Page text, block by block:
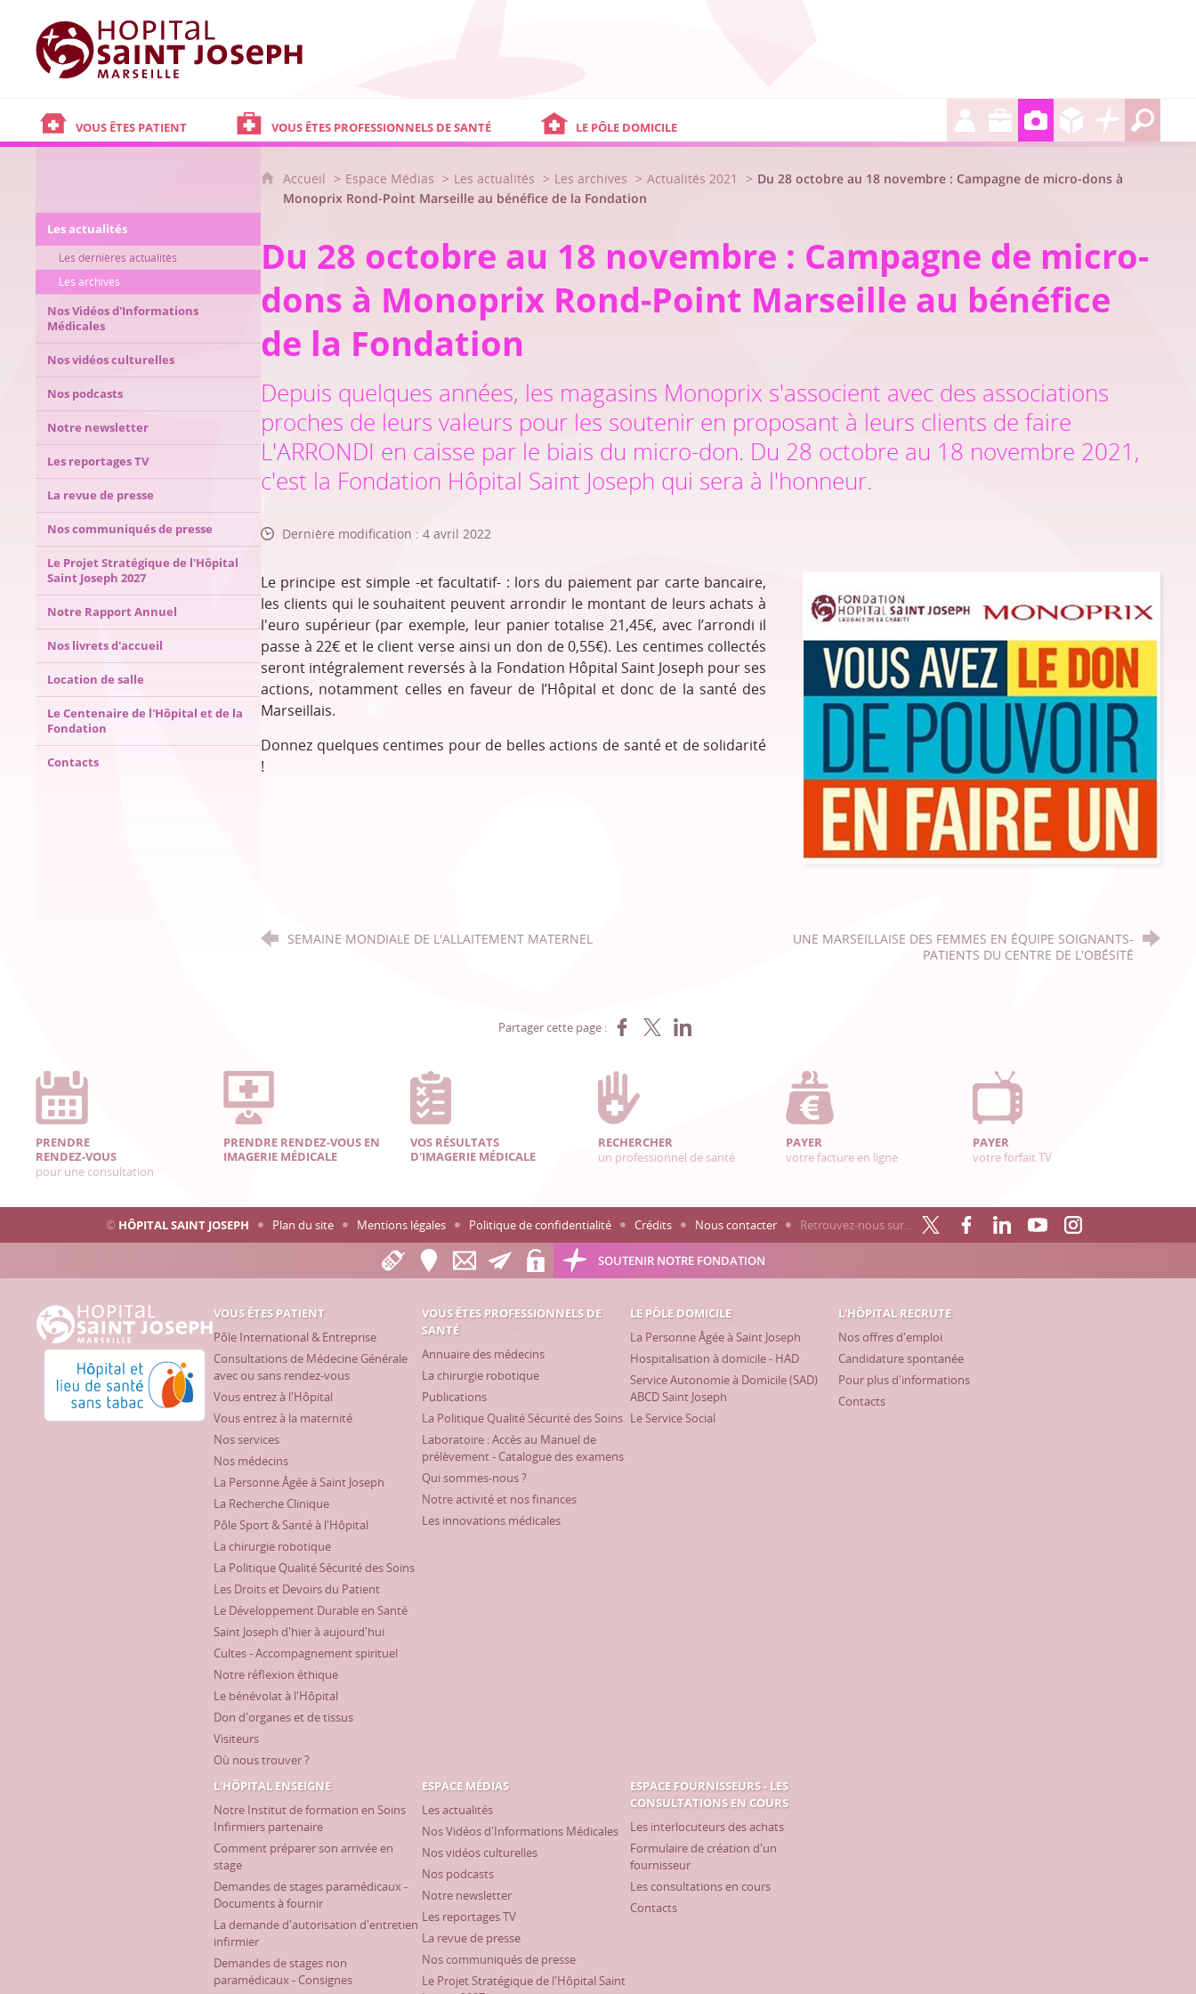
Hôpital Saint Joseph - Marseille
VOUS ÊTES PATIENT VOUS ÊTES PROFESSIONNELS DE SANTÉ LE PÔLE DOMICILE
Les actualités
Les dernières actualités
Les archives
Nos Vidéos d'Informations
Médicales
Nos vidéos culturelles
Nos podcasts
Notre newsletter
Les reportages TV
La revue de presse
Nos communiqués de presse
Le Projet Stratégique de l'Hôpital
Saint Joseph 2027
Notre Rapport Annuel
Nos livrets d'accueil
Location de salle
Le Centenaire de l'Hôpital et de la
Fondation
Contacts
Accueil Espace Médias Les actualités Les archives Actualités 2021
Du 28 octobre au 18 novembre : Campagne de micro-dons à
Monoprix Rond-Point Marseille au bénéfice de la Fondation
Du 28 octobre au 18 novembre : Campagne de micro-
dons à Monoprix Rond-Point Marseille au bénéfice
de la Fondation
Depuis quelques années, les magasins Monoprix s'associent avec des associations
proches de leurs valeurs pour les soutenir en proposant à leurs clients de faire
L'ARRONDI en caisse par le biais du micro-don. Du 28 octobre au 18 novembre 2021,
c'est la Fondation Hôpital Saint Joseph qui sera à l'honneur.
Dernière modification : 4 avril 2022
Le principe est simple -et facultatif- : lors du paiement par carte bancaire,
les clients qui le souhaitent peuvent arrondir le montant de leurs achats à
l'euro supérieur (par exemple, leur panier totalise 21,45€, avec l’arrondi il
passe à 22€ et le client verse ainsi un don de 0,55€). Les centimes collectés
seront intégralement reversés à la Fondation Hôpital Saint Joseph pour ses
actions, notamment celles en faveur de l’Hôpital et donc de la santé des
Marseillais.
Donnez quelques centimes pour de belles actions de santé et de solidarité
!
SEMAINE MONDIALE DE L'ALLAITEMENT MATERNEL
UNE MARSEILLAISE DES FEMMES EN ÉQUIPE SOIGNANTS-
PATIENTS DU CENTRE DE L'OBÉSITÉ
Partager cette page : Partager sur Facebook
Partager sur XPartager sur LinkedIn
PRENDRE
RENDEZ-VOUS
pour une consultation
PRENDRE RENDEZ-VOUS EN
IMAGERIE MÉDICALE
VOS RÉSULTATS
D'IMAGERIE MÉDICALE
RECHERCHER
un professionnel de santé
PAYER
votre facture en ligne
PAYER
votre forfait TV
© HÔPITAL SAINT JOSEPH Plan du site Mentions légales Politique de confidentialité Crédits Nous contacter Retrouvez-nous sur…
SOUTENIR NOTRE FONDATION
Hôpital Saint Joseph - Marseille
Hôpital et lieu de santé sans tabac
VOUS ÊTES PATIENT
Pôle International & Entreprise
Consultations de Médecine Générale
avec ou sans rendez-vous
Vous entrez à l'Hôpital
Vous entrez à la maternité
Nos services
Nos médecins
La Personne Âgée à Saint Joseph
La Recherche Clinique
Pôle Sport & Santé à l'Hôpital
La chirurgie robotique
La Politique Qualité Sécurité des Soins
Les Droits et Devoirs du Patient
Le Développement Durable en Santé
Saint Joseph d'hier à aujourd'hui
Cultes - Accompagnement spirituel
Notre réflexion éthique
Le bénévolat à l'Hôpital
Don d'organes et de tissus
Visiteurs
Où nous trouver ?
VOUS ÊTES PROFESSIONNELS DE
SANTÉ
Annuaire des médecins
La chirurgie robotique
Publications
La Politique Qualité Sécurité des Soins
Laboratoire : Accès au Manuel de
prélèvement - Catalogue des examens
Qui sommes-nous ?
Notre activité et nos finances
Les innovations médicales
LE PÔLE DOMICILE
La Personne Âgée à Saint Joseph
Hospitalisation à domicile - HAD
Service Autonomie à Domicile (SAD)
ABCD Saint Joseph
Le Service Social
L'HÔPITAL RECRUTE
Nos offres d'emploi
Candidature spontanée
Pour plus d'informations
Contacts
L'HÔPITAL ENSEIGNE
Notre Institut de formation en Soins
Infirmiers partenaire
Comment préparer son arrivée en
stage
Demandes de stages paramédicaux -
Documents à fournir
La demande d'autorisation d'entretien
infirmier
Demandes de stages non
paramédicaux - Consignes
ESPACE MÉDIAS
Les actualités
Nos Vidéos d'Informations Médicales
Nos vidéos culturelles
Nos podcasts
Notre newsletter
Les reportages TV
La revue de presse
Nos communiqués de presse
Le Projet Stratégique de l'Hôpital Saint
ESPACE FOURNISSEURS - LES
CONSULTATIONS EN COURS
Les interlocuteurs des achats
Formulaire de création d'un
fournisseur
Les consultations en cours
Contacts